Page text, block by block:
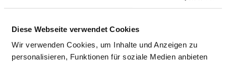
Diese Webseite verwendet Cookies
Wir verwenden Cookies, um Inhalte und Anzeigen zu
personalisieren, Funktionen für soziale Medien anbieten